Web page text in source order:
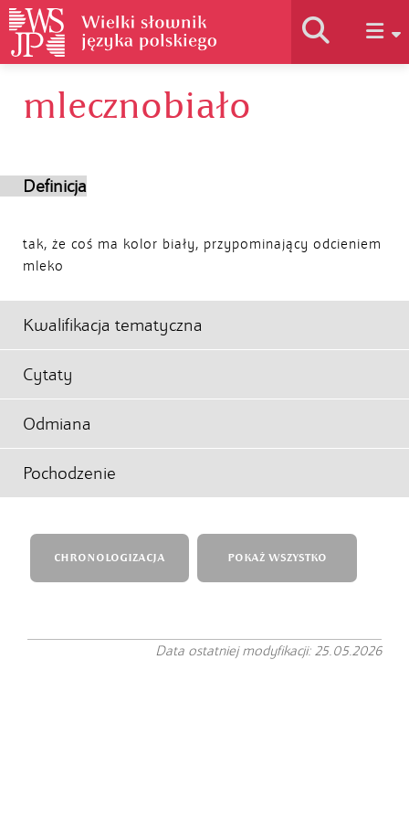
Historia słownika
mlecznobiało
Definicja
tak, że coś ma kolor biały, przypominający odcieniem
mleko
Kwalifikacja tematyczna
Cytaty
Odmiana
Pochodzenie
CHRONOLOGIZACJA POKAŻ WSZYSTKO
Data ostatniej modyfikacji: 25.05.2026